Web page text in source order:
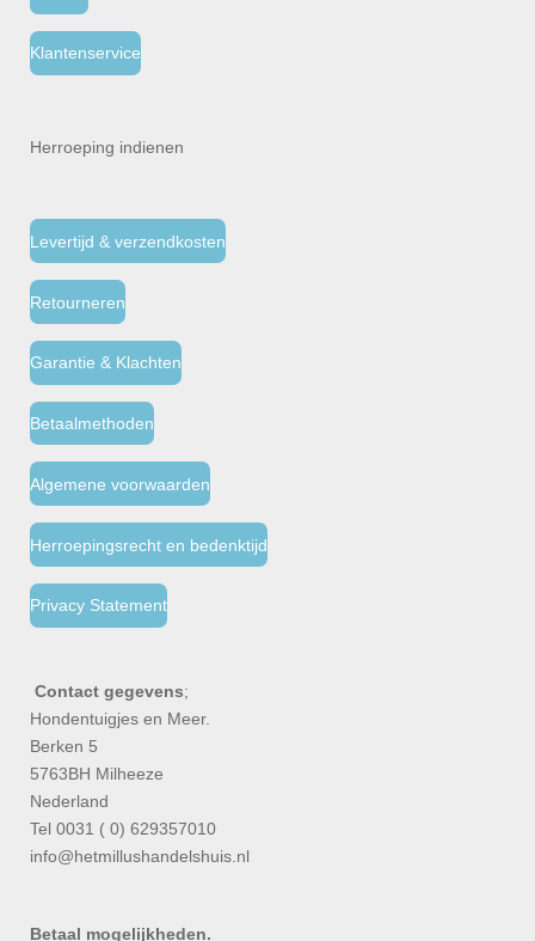
Klantenservice
Herroeping indienen
Levertijd & verzendkosten
Retourneren
Garantie & Klachten
Betaalmethoden
Algemene voorwaarden
Herroepingsrecht en bedenktijd
Privacy Statement
Contact gegevens;
Hondentuigjes en Meer.
Berken 5
5763BH Milheeze
Nederland
Tel 0031 ( 0) 629357010
info@hetmillushandelshuis.nl
Betaal mogelijkheden.